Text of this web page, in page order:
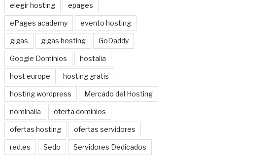
elegir hosting epages
ePages academy evento hosting
gigas gigas hosting GoDaddy
Google Dominios hostalia
host europe hosting gratis
hosting wordpress Mercado del Hosting
nominalia oferta dominios
ofertas hosting ofertas servidores
red.es Sedo Servidores Dedicados